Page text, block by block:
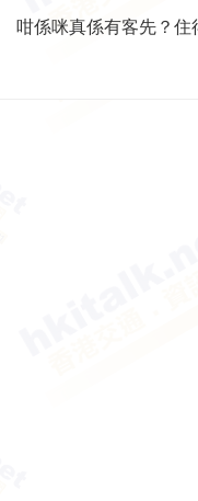
咁係咪真係有客先？